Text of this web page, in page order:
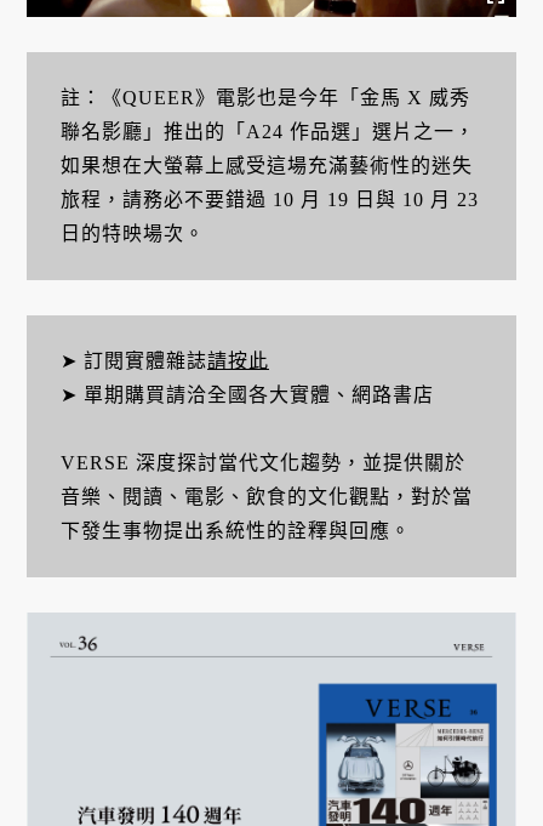
註：《QUEER》電影也是今年「金馬 X 威秀
聯名影廳」推出的「A24 作品選」選片之一，
如果想在大螢幕上感受這場充滿藝術性的迷失
旅程，請務必不要錯過 10 月 19 日與 10 月 23
日的特映場次。
➤ 訂閱實體雜誌請按此
➤ 單期購買請洽全國各大實體、網路書店
VERSE 深度探討當代文化趨勢，並提供關於
音樂、閱讀、電影、飲食的文化觀點，對於當
下發生事物提出系統性的詮釋與回應。